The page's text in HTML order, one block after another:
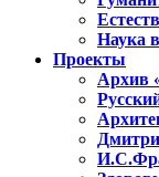
Наука
Проекты
Архив